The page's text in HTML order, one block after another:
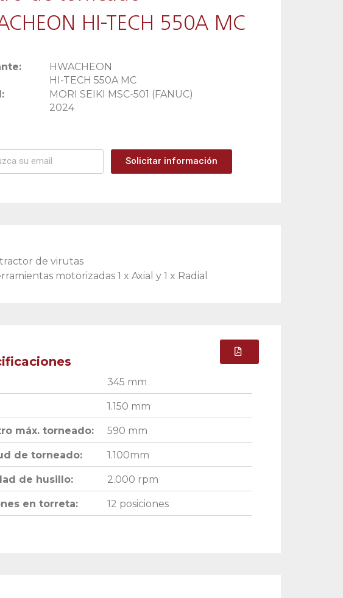
HI-TECH 550A MC
HWACHEON
HI-TECH 550A MC
MORI SEIKI MSC-501 (FANUC)
2024
Solicitar información
de virutas
motorizadas 1 x Axial y 1 x Radial
345 mm
1.150 mm
máx. torneado: 590 mm
de torneado: 1.100mm
de husillo: 2.000 rpm
en torreta: 12 posiciones